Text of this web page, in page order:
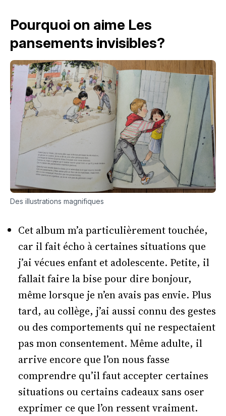
Pourquoi on aime Les
pansements invisibles?
Des illustrations magnifiques
Cet album m’a particulièrement touchée,
car il fait écho à certaines situations que
j’ai vécues enfant et adolescente. Petite, il
fallait faire la bise pour dire bonjour,
même lorsque je n’en avais pas envie. Plus
tard, au collège, j’ai aussi connu des gestes
ou des comportements qui ne respectaient
pas mon consentement. Même adulte, il
arrive encore que l’on nous fasse
comprendre qu’il faut accepter certaines
situations ou certains cadeaux sans oser
exprimer ce que l’on ressent vraiment.